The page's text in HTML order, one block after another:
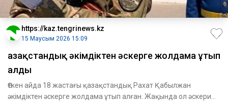
https://kaz.tengrinews.kz
15 Маусым 2026 15:09
Қазақстандық әкімдіктен әскерге жолдама ұтып
алды
Өткен айда 18 жастағы қазақстандық Рахат Қабылжан
әкімдіктен әскерге жолдама ұтып алған. Жақында ол әскери